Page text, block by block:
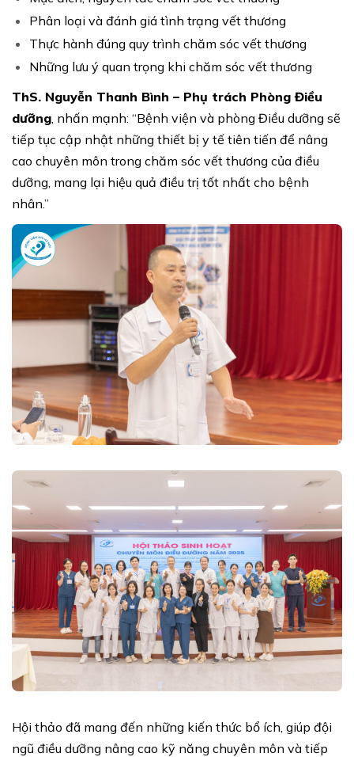
Phân loại và đánh giá tình trạng vết thương
Thực hành đúng quy trình chăm sóc vết thương
Những lưu ý quan trọng khi chăm sóc vết thương
ThS. Nguyễn Thanh Bình – Phụ trách Phòng Điều
dưỡng, nhấn mạnh: “Bệnh viện và phòng Điều dưỡng sẽ
tiếp tục cập nhật những thiết bị y tế tiên tiến để nâng
cao chuyên môn trong chăm sóc vết thương của điều
dưỡng, mang lại hiệu quả điều trị tốt nhất cho bệnh
nhân.”
Hội thảo đã mang đến những kiến thức bổ ích, giúp đội
ngũ điều dưỡng nâng cao kỹ năng chuyên môn và tiếp